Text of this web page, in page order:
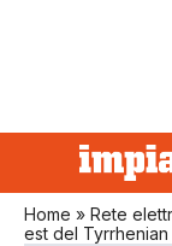
Home » Rete
est del Tyrrhenian